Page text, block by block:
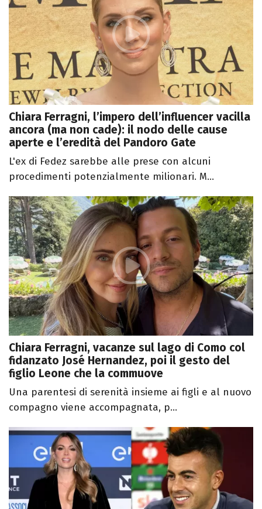
Chiara Ferragni, l’impero dell’influencer vacilla
ancora (ma non cade): il nodo delle cause
aperte e l’eredità del Pandoro Gate
L'ex di Fedez sarebbe alle prese con alcuni
procedimenti potenzialmente milionari. M...
Chiara Ferragni, vacanze sul lago di Como col
fidanzato José Hernandez, poi il gesto del
figlio Leone che la commuove
Una parentesi di serenità insieme ai figli e al nuovo
compagno viene accompagnata, p...